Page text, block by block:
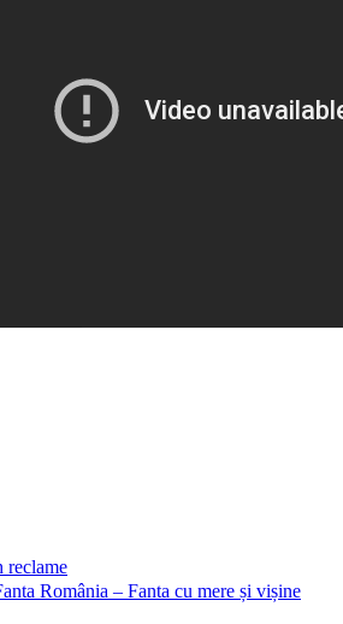
reclame
România – Fanta cu mere și vișine